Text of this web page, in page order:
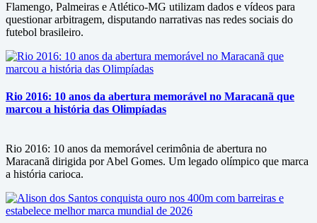
Flamengo, Palmeiras e Atlético-MG utilizam dados e vídeos para
questionar arbitragem, disputando narrativas nas redes sociais do
futebol brasileiro.
Rio 2016: 10 anos da abertura memorável no Maracanã que
marcou a história das Olimpíadas
Rio 2016: 10 anos da memorável cerimônia de abertura no
Maracanã dirigida por Abel Gomes. Um legado olímpico que marca
a história carioca.